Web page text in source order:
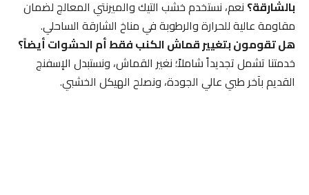
بالشارقة؟نعم، نستخدم خشب التيك والميرنتي المعالج لضمان
مقاومة عالية للحرارة والرطوبة في مناخ الشارقة الساحلي.
هل تقومون بتغيير قماش الكنب فقط أم الحشوات أيضاً؟
خدمتنا تشمل تجديداً شاملاً؛ نغير القماش، ونستبدل الإسفنج
القديم بآخر طبي عالي الجودة، ونصلح الهيكل الخشبي.